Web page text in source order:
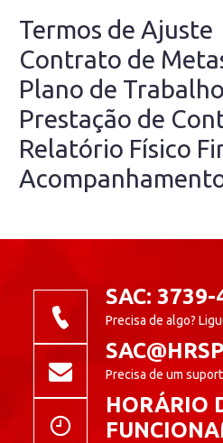
Termos de Ajuste
Contrato de
Plano de Trabalho
Prestação de
Relatório Físico
SAC: 3739-
Precisa de algo?
Precisa de um
HORÁRIO